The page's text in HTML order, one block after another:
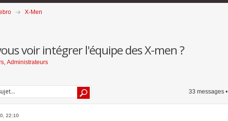
X-Men
voir intégrer l'équipe des X-men ?
, Administrateurs
33 messages •
22:10